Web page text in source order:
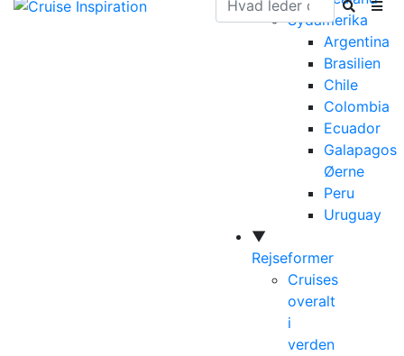
Sydamerika
Argentina
Brasilien
Chile
Colombia
Ecuador
Galapagos
Øerne
Peru
Uruguay
▼
Rejseformer
Cruises
overalt
i
verden